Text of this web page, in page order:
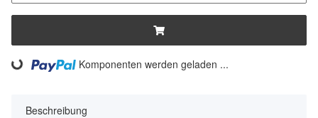
Komponenten werden geladen ...
Beschreibung